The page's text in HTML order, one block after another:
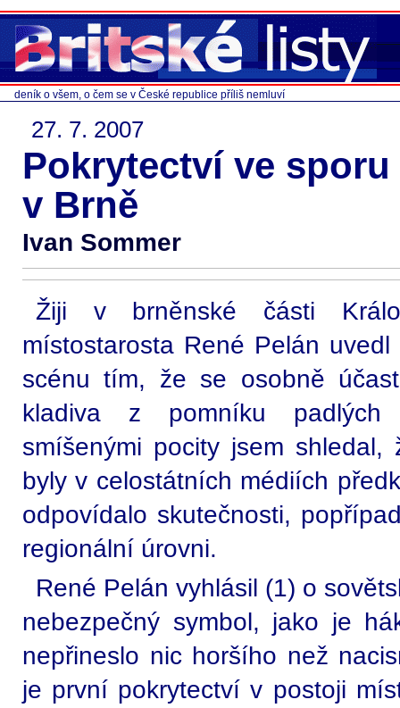
deník o všem, o čem se v České republice příliš nemluví
27. 7. 2007
Pokrytectví ve
v Brně
Ivan Sommer
Žiji v brněnské části
místostarosta René Pelán
scénu tím, že se osobně
kladiva z pomníku padlých
smíšenými pocity jsem shledal,
byly v celostátních médiích
odpovídalo skutečnosti,
regionální úrovni.
René Pelán vyhlásil (1) o
nebezpečný symbol, jako je
nepřineslo nic horšího než
je první pokrytectví v postoji